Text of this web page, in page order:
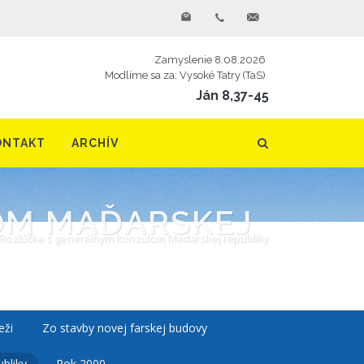
Zamyslenie 8.08.2026
Modlíme sa za: Vysoké Tatry (TaS)
Ján 8,37-45
ARCHÍV
MAĎARSKEJ
s generálnym konzulom Maďarskej republiky
Zo stavby novej farskej budovy